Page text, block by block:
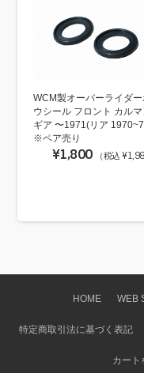
WCM製オーバーライダー
ウシール フロント カルマ
ギア 〜1971(リア
※ペア売り
¥1,800 （税込
HOME WEB
特定商取引法に基づく表記
カート